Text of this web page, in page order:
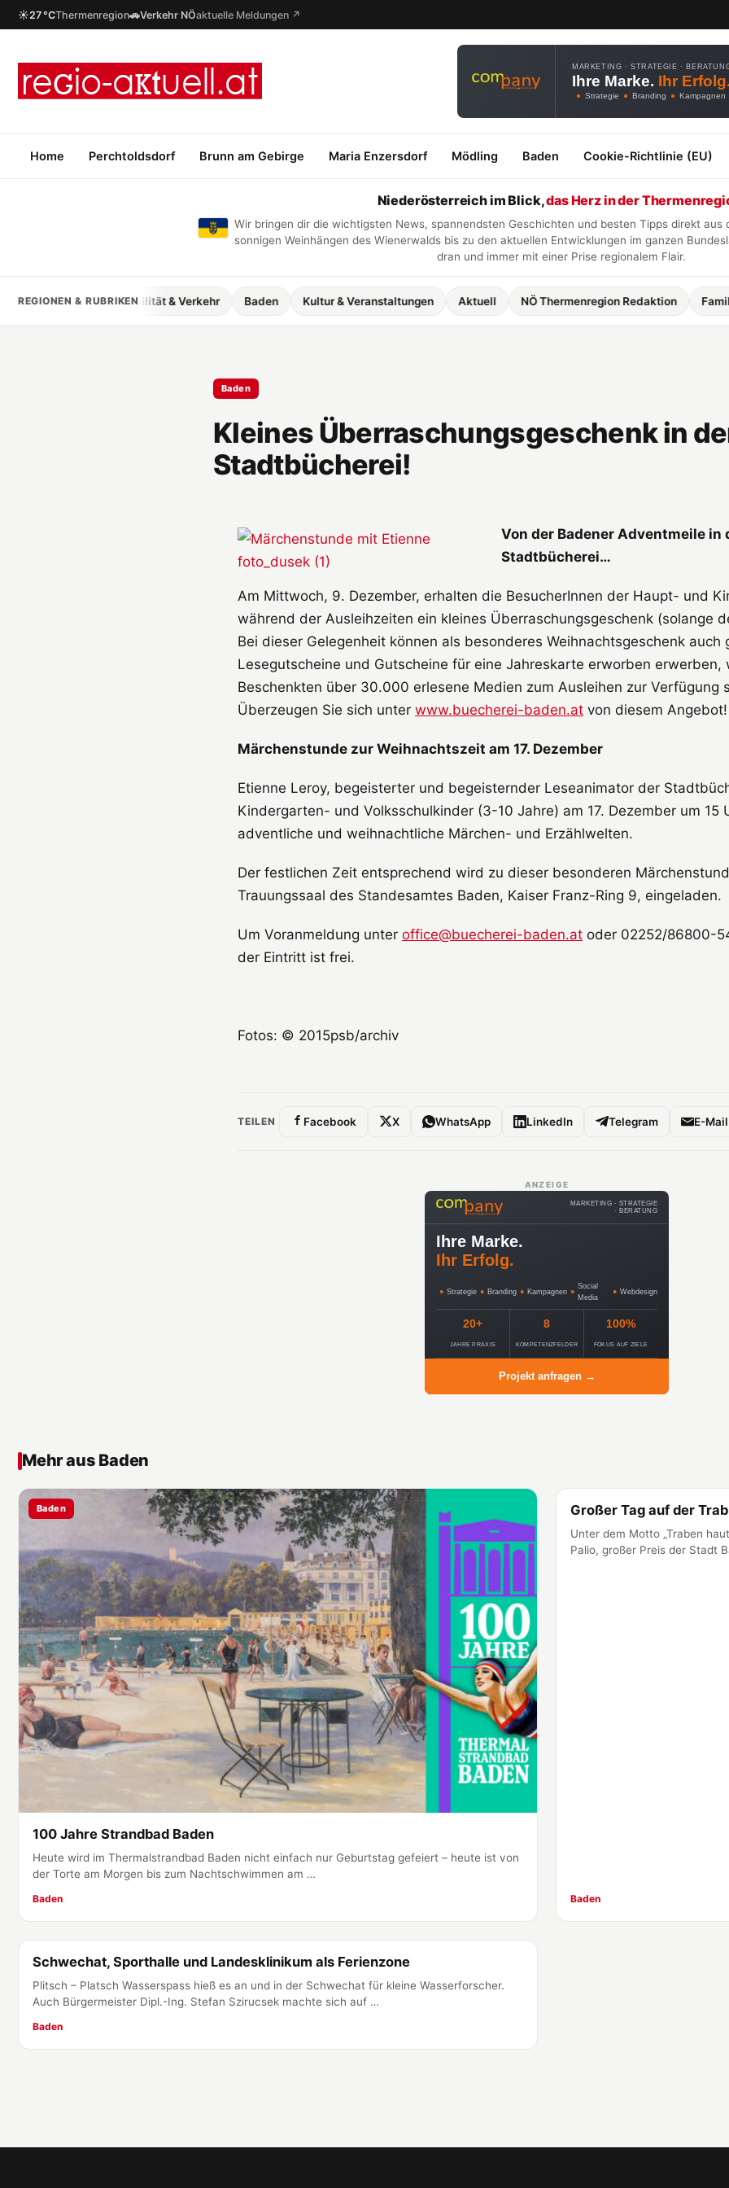
☀27 °CThermenregion🚗Verkehr NÖaktuelle Meldungen ↗
MARKETING · STRATEGIE ·
Ihre Marke. Ihr
● Strategie ● Branding ● Kampagnen
Home Perchtoldsdorf Brunn am Gebirge Maria Enzersdorf Mödling Baden Cookie-Richtlinie (EU)
Niederösterreich im Blick,das Herz in der
Wir bringen dir die wichtigsten News, spannendsten Geschichten und besten Tipps direkt aus
sonnigen Weinhängen des Wienerwalds bis zu den aktuellen Entwicklungen im ganzen
dran und immer mit einer Prise regionalem Flair.
REGIONEN & RUBRIKEN
Bildung Mobilität & Verkehr Baden Kultur & Veranstaltungen Aktuell NÖ Thermenregion Redaktion Familie
Baden
Kleines Überraschungsgeschenk in
Stadtbücherei!
Von der Badener Adventmeile in
Stadtbücherei…
Am Mittwoch, 9. Dezember, erhalten die BesucherInnen der Haupt- und
während der Ausleihzeiten ein kleines Überraschungsgeschenk (solange
Bei dieser Gelegenheit können als besonderes Weihnachtsgeschenk auch
Lesegutscheine und Gutscheine für eine Jahreskarte erworben erwerben,
Beschenkten über 30.000 erlesene Medien zum Ausleihen zur Verfügung
Überzeugen Sie sich unter www.buecherei-baden.at von diesem Angebot!
Märchenstunde zur Weihnachtszeit am 17. Dezember
Etienne Leroy, begeisterter und begeisternder Leseanimator der
Kindergarten- und Volksschulkinder (3-10 Jahre) am 17. Dezember um 15
adventliche und weihnachtliche Märchen- und Erzählwelten.
Der festlichen Zeit entsprechend wird zu dieser besonderen
Trauungssaal des Standesamtes Baden, Kaiser Franz-Ring 9, eingeladen.
Um Voranmeldung unter office@buecherei-baden.at oder 02252/86800-
der Eintritt ist frei.
Fotos: © 2015psb/archiv
TEILEN Facebook X WhatsApp LinkedIn Telegram E-Mail
ANZEIGE
MARKETING · STRATEGIE
· BERATUNG
Ihre Marke.
Ihr Erfolg.
● Strategie ● Branding ● Kampagnen ●
Social
Media
● Webdesign
20+
JAHRE PRAXIS
8
KOMPETENZFELDER
100%
FOKUS AUF ZIELE
Projekt anfragen →
Mehr aus Baden
Baden
100 Jahre Strandbad Baden
Heute wird im Thermalstrandbad Baden nicht einfach nur Geburtstag gefeiert – heute ist von
der Torte am Morgen bis zum Nachtschwimmen am …
Baden
Baden
Großer Tag auf der
Unter dem Motto „Traben
Palio, großer Preis der Stadt
Baden
Baden
Schwechat, Sporthalle und Landesklinikum als Ferienzone
Plitsch – Platsch Wasserspass hieß es an und in der Schwechat für kleine Wasserforscher.
Auch Bürgermeister Dipl.-Ing. Stefan Szirucsek machte sich auf …
Baden